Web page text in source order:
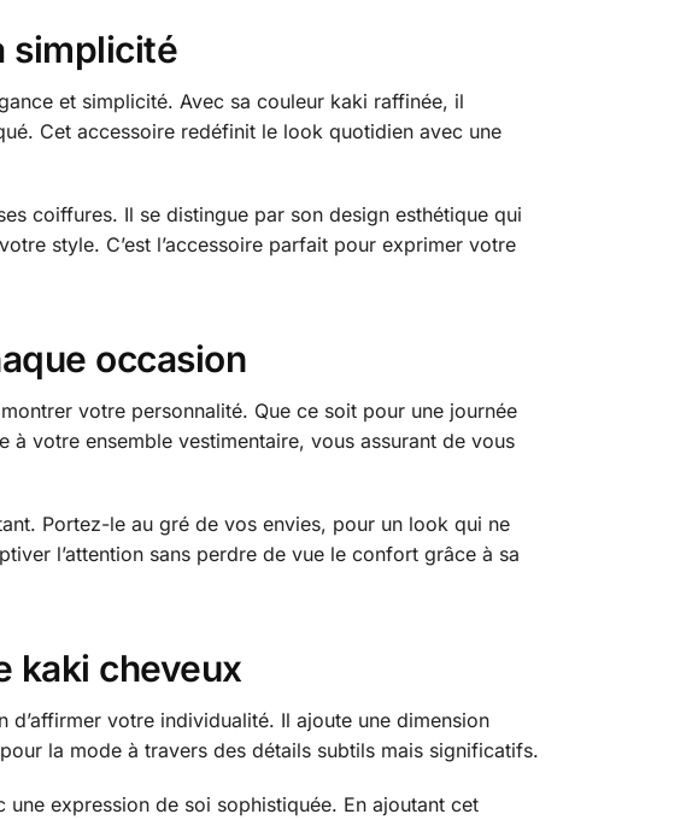
simplicité
et simplicité. Avec sa couleur kaki raffinée, il
Cet accessoire redéfinit le look quotidien avec une
coiffures. Il se distingue par son design esthétique qui
style. C’est l’accessoire parfait pour exprimer votre
occasion
votre personnalité. Que ce soit pour une journée
votre ensemble vestimentaire, vous assurant de vous
Portez-le au gré de vos envies, pour un look qui ne
l’attention sans perdre de vue le confort grâce à sa
kaki cheveux
d’affirmer votre individualité. Il ajoute une dimension
la mode à travers des détails subtils mais significatifs.
une expression de soi sophistiquée. En ajoutant cet